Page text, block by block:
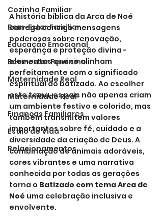
Cozinha Familiar
Bem-Estar Familiar
Educação Emocional
Bem-estar Feminino
Maternidade Real
Maternidade Real
Finanças Familiares
Estilo de Vida
Relacionamentos
A história bíblica da Arca de Noé
carrega consigo mensagens
poderosas sobre renovação,
esperança e proteção divina -
elementos que se alinham
perfeitamente com o significado
espiritual do batizado. Ao escolher
este tema, os pais não apenas criam
um ambiente festivo e colorido, mas
também transmitem valores
importantes sobre fé, cuidado e a
diversidade da criação de Deus. A
combinação de animais adoráveis,
cores vibrantes e uma narrativa
conhecida por todas as gerações
torna o Batizado com tema Arca de
Noé uma celebração inclusiva e
envolvente.